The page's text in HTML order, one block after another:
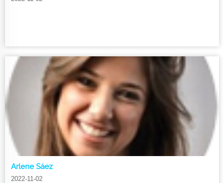
Arlene Sáez
2022-11-02